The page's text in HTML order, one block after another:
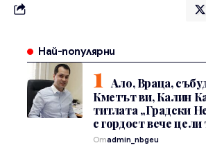
Най-популярни
Ало, Враца,
Кметът ви, Калин
титлата „Градски
с гордост вече
Отadmin_nbgeu